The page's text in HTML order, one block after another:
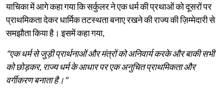
याचिका में आगे कहा गया कि सर्कुलर ने एक धर्म की प्रथाओं को दूसरों पर
प्राथमिकता देकर धार्मिक तटस्थता बनाए रखने की राज्य की ज़िम्मेदारी से
समझौता किया है। इसमें कहा गया,
"एक धर्म से जुड़ी प्रार्थनाओं और मंत्रों को अनिवार्य करके और बाकी सभी
को छोड़कर, राज्य धर्म के आधार पर एक अनुचित प्राथमिकता और
वर्गीकरण बनाता है।"